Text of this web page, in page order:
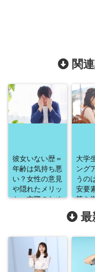
関連
彼女いない歴＝
年齢は気持ち悪
い？女性の意見
や隠れたメリッ
ト・交際のため
底解説！
大学
ング
うの
安要
策を
最